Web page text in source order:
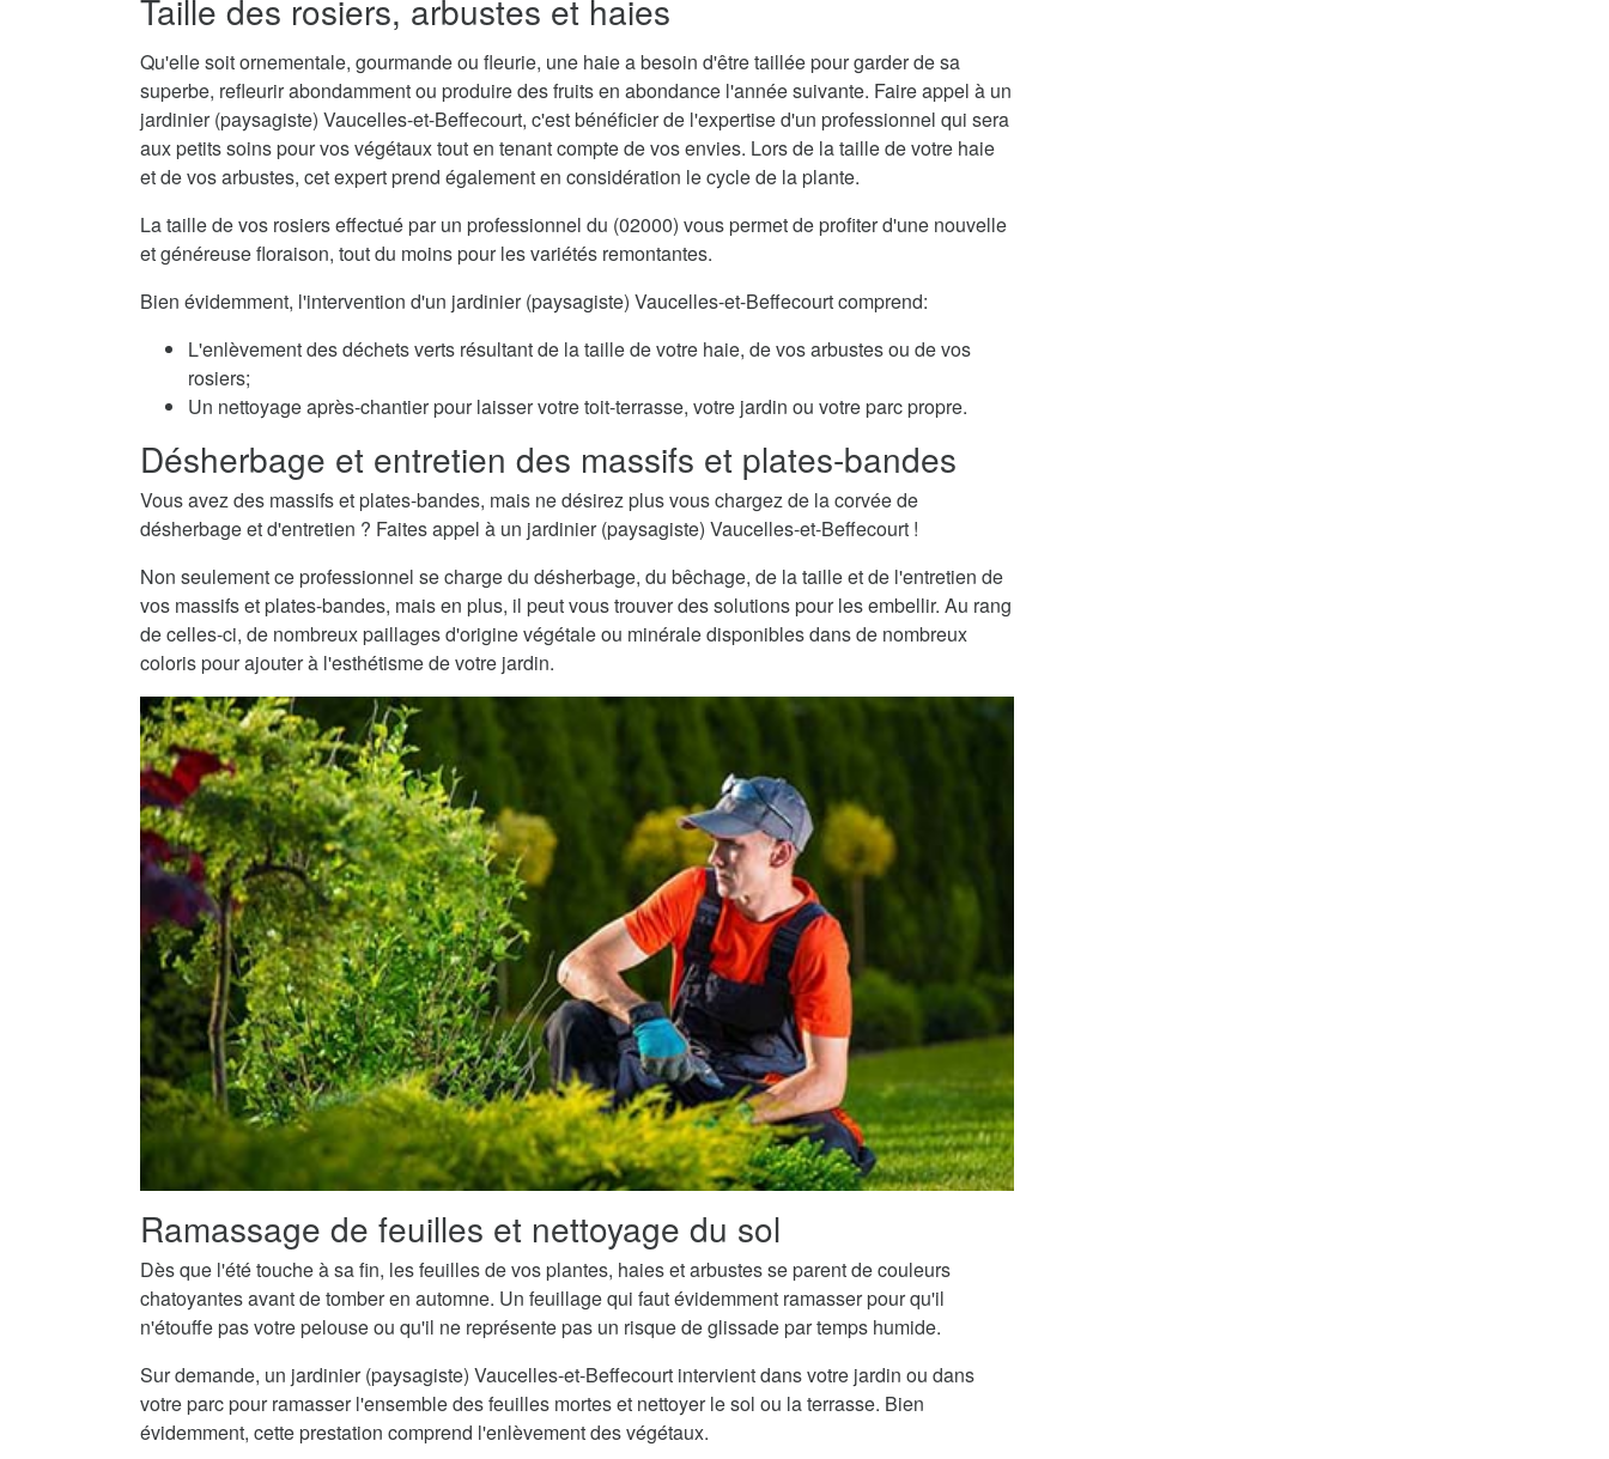
Taille des rosiers, arbustes et haies
Qu'elle soit ornementale, gourmande ou fleurie, une haie a besoin d'être taillée pour garder de sa
superbe, refleurir abondamment ou produire des fruits en abondance l'année suivante. Faire appel à un
jardinier (paysagiste) Vaucelles-et-Beffecourt, c'est bénéficier de l'expertise d'un professionnel qui sera
aux petits soins pour vos végétaux tout en tenant compte de vos envies. Lors de la taille de votre haie
et de vos arbustes, cet expert prend également en considération le cycle de la plante.
La taille de vos rosiers effectué par un professionnel du (02000) vous permet de profiter d'une nouvelle
et généreuse floraison, tout du moins pour les variétés remontantes.
Bien évidemment, l'intervention d'un jardinier (paysagiste) Vaucelles-et-Beffecourt comprend:
L'enlèvement des déchets verts résultant de la taille de votre haie, de vos arbustes ou de vos
rosiers;
Un nettoyage après-chantier pour laisser votre toit-terrasse, votre jardin ou votre parc propre.
Désherbage et entretien des massifs et plates-bandes
Vous avez des massifs et plates-bandes, mais ne désirez plus vous chargez de la corvée de
désherbage et d'entretien ? Faites appel à un jardinier (paysagiste) Vaucelles-et-Beffecourt !
Non seulement ce professionnel se charge du désherbage, du bêchage, de la taille et de l'entretien de
vos massifs et plates-bandes, mais en plus, il peut vous trouver des solutions pour les embellir. Au rang
de celles-ci, de nombreux paillages d'origine végétale ou minérale disponibles dans de nombreux
coloris pour ajouter à l'esthétisme de votre jardin.
Ramassage de feuilles et nettoyage du sol
Dès que l'été touche à sa fin, les feuilles de vos plantes, haies et arbustes se parent de couleurs
chatoyantes avant de tomber en automne. Un feuillage qui faut évidemment ramasser pour qu'il
n'étouffe pas votre pelouse ou qu'il ne représente pas un risque de glissade par temps humide.
Sur demande, un jardinier (paysagiste) Vaucelles-et-Beffecourt intervient dans votre jardin ou dans
votre parc pour ramasser l'ensemble des feuilles mortes et nettoyer le sol ou la terrasse. Bien
évidemment, cette prestation comprend l'enlèvement des végétaux.